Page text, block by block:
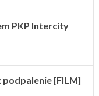
PKP Intercity
podpalenie [FILM]